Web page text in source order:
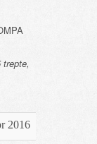
2016